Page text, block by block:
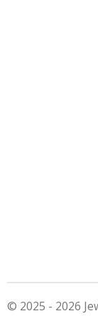
© 2025 - 2026